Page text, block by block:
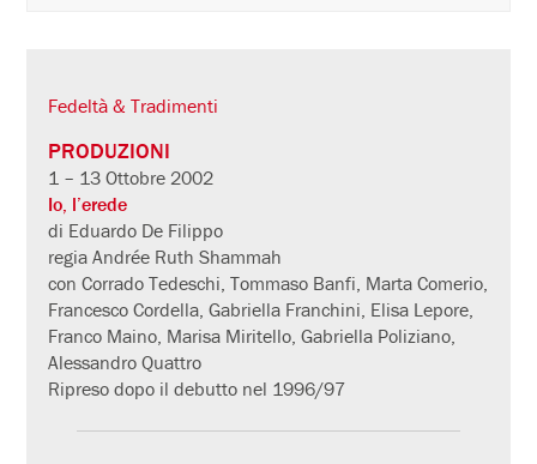
Fedeltà & Tradimenti
PRODUZIONI
1 – 13 Ottobre 2002
Io, l’erede
di Eduardo De Filippo
regia Andrée Ruth Shammah
con Corrado Tedeschi, Tommaso Banfi, Marta Comerio,
Francesco Cordella, Gabriella Franchini, Elisa Lepore,
Franco Maino, Marisa Miritello, Gabriella Poliziano,
Alessandro Quattro
Ripreso dopo il debutto nel 1996/97